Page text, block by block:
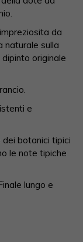
da
naturale sulla
originale
e
botanici tipici
le note tipiche
lungo e